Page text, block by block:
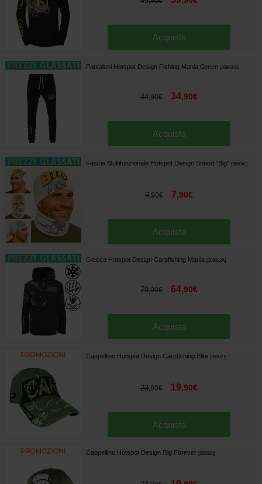
Acquista
Pantaloni Hotspot Design Fishing Mania Green 269034A]
44,90€ 34,90€
Acquista
Fascia Multifunzionale Hotspot Design Snood "Big" 269042]
9,90€ 7,90€
Acquista
Giacca Hotspot Design Carpfishing Mania 269022A]
79,90€ 64,90€
Acquista
Cappellino Hotspot Design Carpfishing Elite 269021]
23,90€ 19,90€
Acquista
Cappellino Hotspot Design Rig Forever 269020]